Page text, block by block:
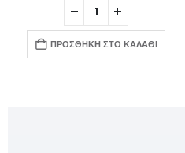
ΠΡΟΣΘΉΚΗ ΣΤΟ ΚΑΛΆΘΙ